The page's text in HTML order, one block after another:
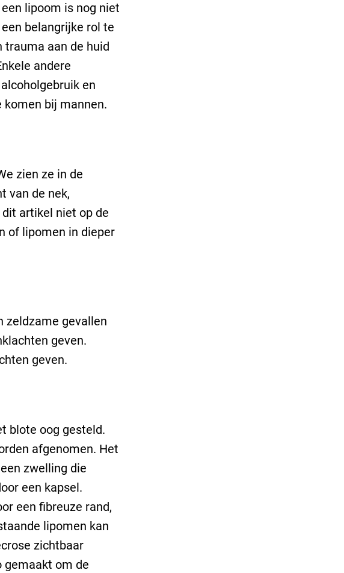
lipoom is nog niet
belangrijke rol te
trauma aan de huid
andere
en
bij mannen.
zien ze in de
van de nek,
artikel niet op de
of lipomen in dieper
zeldzame gevallen
geven.
geven.
blote oog gesteld.
afgenomen. Het
zwelling die
een kapsel.
een fibreuze rand,
lipomen kan
zichtbaar
gemaakt om de